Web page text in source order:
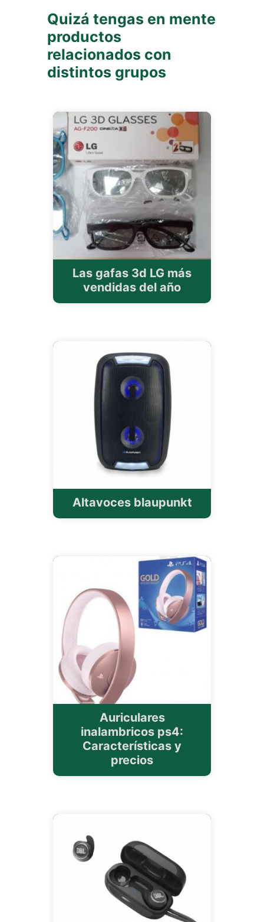
Quizá tengas en mente
productos
relacionados con
distintos grupos
Las gafas 3d LG más
vendidas del año
Altavoces blaupunkt
Auriculares
inalambricos ps4:
Características y
precios